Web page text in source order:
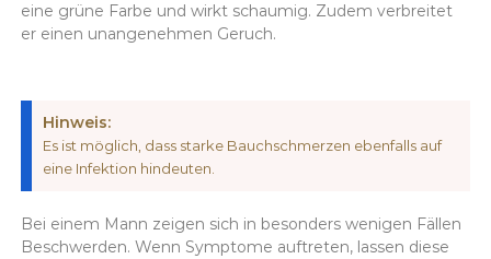
eine grüne Farbe und wirkt schaumig. Zudem verbreitet
er einen unangenehmen Geruch.
Hinweis:
Es ist möglich, dass starke Bauchschmerzen ebenfalls auf
eine Infektion hindeuten.
Bei einem Mann zeigen sich in besonders wenigen Fällen
Beschwerden. Wenn Symptome auftreten, lassen diese